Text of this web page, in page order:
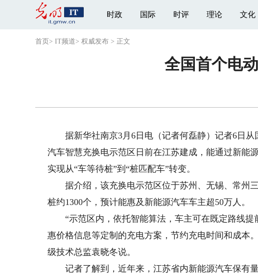
时政 国际 时评 理论 文化
首页 > IT频道> 权威发布 > 正文
全国首个电
据新华社南京3月6日电（记者何磊静）记者6日从
汽车智慧充换电示范区日前在江苏建成，能通过新能
实现从“车等待桩”到“桩匹配车”转变。
据介绍，该充换电示范区位于苏州、无锡、常州
桩约1300个，预计能惠及新能源汽车车主超50万人。
“示范区内，依托智能算法，车主可在既定路线提
惠价格信息等定制的充电方案，节约充电时间和成本
级技术总监袁晓冬说。
记者了解到，近年来，江苏省内新能源汽车保有量